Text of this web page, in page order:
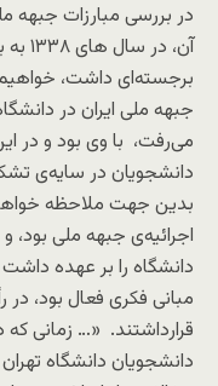
در بررسی مبارزات جبهه
آن،
برجسته‌ای داشت،
جبهه ملی ایران در
می‌رفت، با وی بود و در
دانشجویان در سایه‌ی
بدین جهت ملاحظه
اجرائیه‌ی جبهه ملی
دانشگاه را بر عهده
مبانی فکری فعال بود،
قرارداشتند. «… زمانی